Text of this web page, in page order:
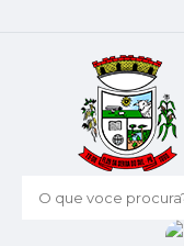
O que voce procura?